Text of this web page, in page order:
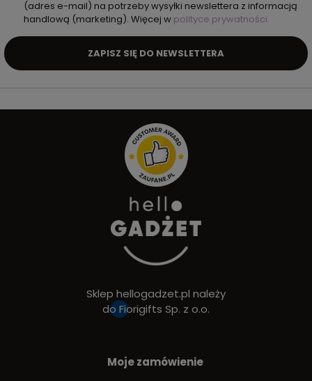
(adres e-mail) na potrzeby wysyłki newslettera z informacją
handlową (marketing). Więcej w polityce prywatności.
ZAPISZ SIĘ DO NEWSLETTERA
Sklep hellogadzet.pl należy
do Fiorigifts Sp. z o.o.
Moje zamówienie